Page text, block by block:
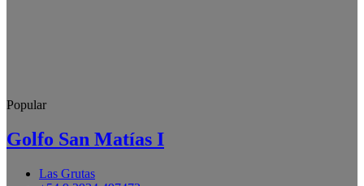
Popular
Golfo San Matías I
Las Grutas